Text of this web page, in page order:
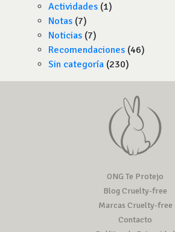
Actividades (1)
Notas (7)
Noticias (7)
Recomendaciones (46)
Sin categoría (230)
ONG Te Protejo
Blog Cruelty-free
Marcas Cruelty-free
Contacto